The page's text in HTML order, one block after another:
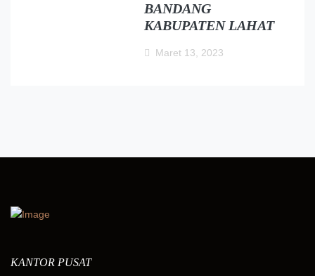
BANDANG
KABUPATEN LAHAT
Maret 13, 2023
KANTOR PUSAT